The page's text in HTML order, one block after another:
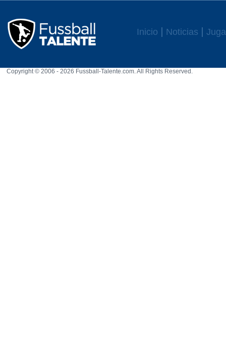
Inicio Noticias
Copyright © 2006 - 2026 Fussball-Talente.com. All Rights Reserved.